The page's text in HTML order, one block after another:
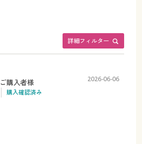
詳細フィルター
ご購入者様
購入確認済み
2026-06-06